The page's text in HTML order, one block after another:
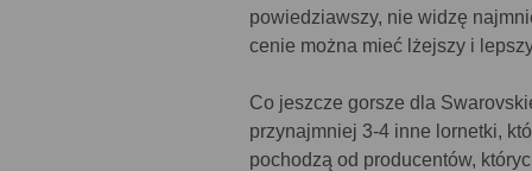
powiedziawszy, nie widzę
cenie można mieć lżejszy i
Co jeszcze gorsze dla
przynajmniej 3-4 inne lornetki,
pochodzą od producentów,